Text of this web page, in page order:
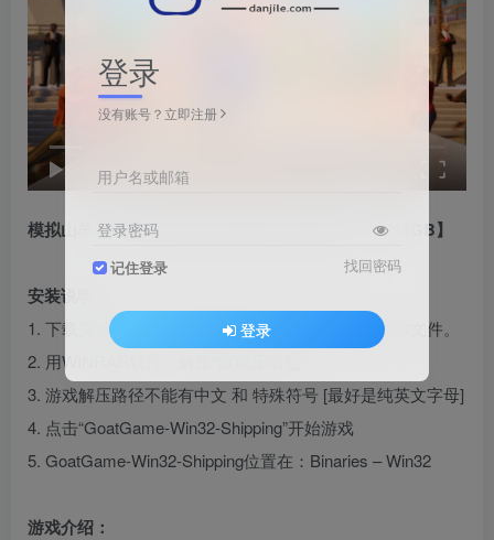
0:00/00:33
模拟山羊3 免安装 绿色版 [亲测可用 解压即玩]【4.16GB】
安装说明：
1. 下载完成后，注意关闭杀毒软件，防止误杀免DVD文件。
2. 用WINRAR软件，解压“游戏压缩包”
3. 游戏解压路径不能有中文 和 特殊符号 [最好是纯英文字母]
4. 点击“GoatGame-Win32-Shipping”开始游戏
5. GoatGame-Win32-Shipping位置在：Binaries – Win32
游戏介绍：
登录
没有账号？立即注册
用户名或邮箱
登录密码
记住登录 找回密码
登录